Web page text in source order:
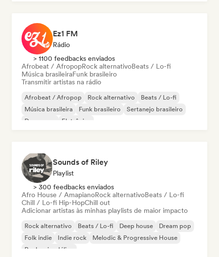
Ez1 FM
Rádio
> 1100 feedbacks enviados
Afrobeat / AfropopRock alternativoBeats / Lo-fi
Música brasileiraFunk brasileiro
Transmitir artistas na rádio
Afrobeat / Afropop Rock alternativo
Beats / Lo-fi
Música brasileira
Funk brasileiro
Sertanejo brasileiro
Dance pop
Eletrônica
Sounds of Riley
Playlist
> 300 feedbacks enviados
Afro House / AmapianoRock alternativoBeats / Lo-fi
Chill / Lo-fi Hip-HopChill out
Adicionar artistas às minhas playlists de maior impacto
Rock alternativo Beats / Lo-fi Deep house
Dream pop
Folk indie
Indie rock
Melodic & Progressive House
Rock psicodélico